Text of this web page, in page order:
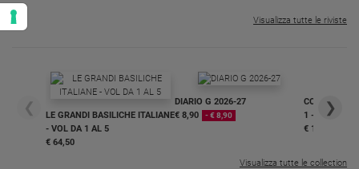
Visualizza tutte le riviste
❮
LE GRANDI BASILICHE ITALIANE
- VOL DA 1 AL 5
€ 64,50
DIARIO G 2026-27
€ 8,90
- € 8,90
COLLANA
1 - 2
€ 18,50
❯
Visualizza tutte le collection